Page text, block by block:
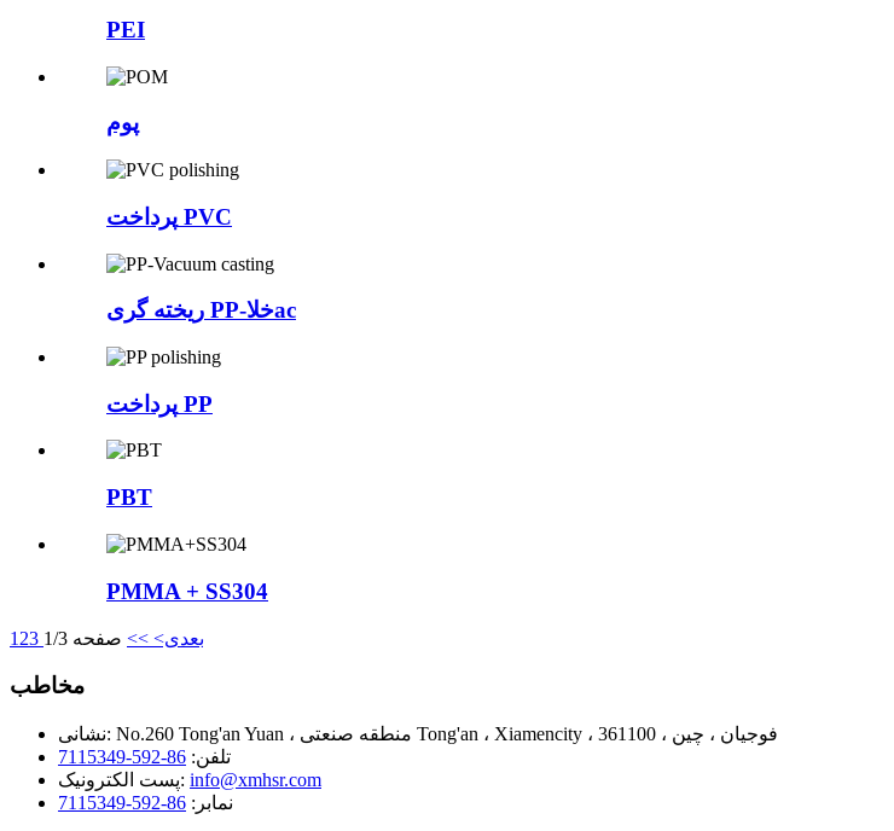
PEI
پوم
پرداخت PVC
ریخته گری PP-خلاac
پرداخت PP
PBT
PMMA + SS304
1 23 بعدی> >> صفحه 1/3
مخاطب
نشانی:
No.260 Tong'an Yuan ، منطقه صنعتی Tong'an ، Xiamencity ، 361100 ، فوجیان ، چین
تلفن: 86-592-7115349
پست الکترونیک: info@xmhsr.com
نمابر: 86-592-7115349